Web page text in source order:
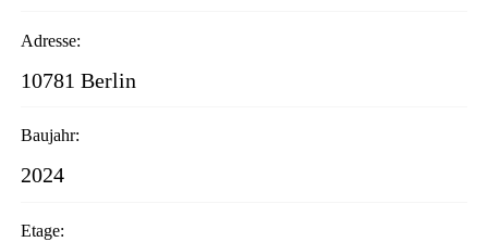
Adresse:
10781 Berlin
Baujahr:
2024
Etage: